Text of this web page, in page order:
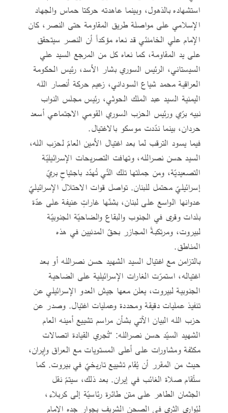
استشهاده بالذهول، وبينما عاهدته حركتا حماس والجهاد
الإسلامي على مواصلة طريق المقاومة حتى النصر، كان
الإمام علي الخامنئي قد نعاه مؤكداً أن النصر سيتحقق
على يد المقاومة، كما نعاه كل من المرجع السيد علي
السيستاني، الرئيس السوري بشار الأسد، رئيس الحكومة
العراقية محمد شياع السوداني، زعيم حركة أنصار الله
اليمنية السيد عبد الملك الحوثي، رئيس مجلس النواب
نبيه برّي ورئيس الحزب السوري القومي الاجتماعي أسعد
حردان، بينما ندّدت موسكو بالاغتيال.
فيما يسود الترقب لما بعد اغتيال الأمين العامّ لحزب الله،
السيد حسن نصرالله، وتهافت التصريحات الإسرائيليّة
التصعيديّة، ومن جملتها تلك التّي تُهدّد باجتياحٍ بريّ
إسرائيليّ محتمل للبنان. تواصل قوات الاحتلال الإسرائيليّ
عدوانها الواسع على لبنان، بشنّها غاراتٍ عنيفة على عدّة
بلدات وقرى في الجنوب والبقاع والضاحيّة الجنوبيّة
لبيروت، ومرتكبةً المجازر بحقّ المدنيين في هذه
المناطق.
بالتزامن مع اغتيال السيد الشهيد حسن نصرالله أو بعد
اغتياله، استمرّت الغارات الإسرائيلية على الضاحية
الجنوبية لبيروت، يعلن معها جيش العدو الإسرائيلي عن
تنفيذ عمليات دقيقة ومحددة وعمليات اغتيال. وصدر عن
حزب الله البيان الآتي بشأن مراسم تشييع أمينه العام
الشهيد السيّد حسن نصرالله: “تُجري القيادة اتصالات
مكثفة ومشاورات على أعلى المستويات مع العراق وإيران،
حيث من المقرر أن يُقام تشييع تاريخيّ في بيروت. كما
ستُقام صلاة الغائب في إيران. بعد ذلك، سيتمّ نقل
الجثمان الطاهر على متن طائرة رئاسيّة إلى كربلاء،
ليُوارى الثرى في الصحن الشريف بجوار جده الإمام